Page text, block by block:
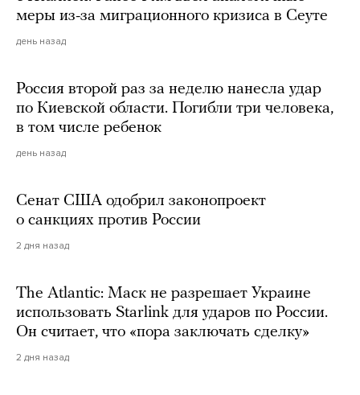
меры из-за миграционного кризиса в Сеуте
день назад
Россия второй раз за неделю нанесла удар
по Киевской области. Погибли три человека,
в том числе ребенок
день назад
Сенат США одобрил законопроект
о санкциях против России
2 дня назад
The Atlantic: Маск не разрешает Украине
использовать Starlink для ударов по России.
Он считает, что «пора заключать сделку»
2 дня назад